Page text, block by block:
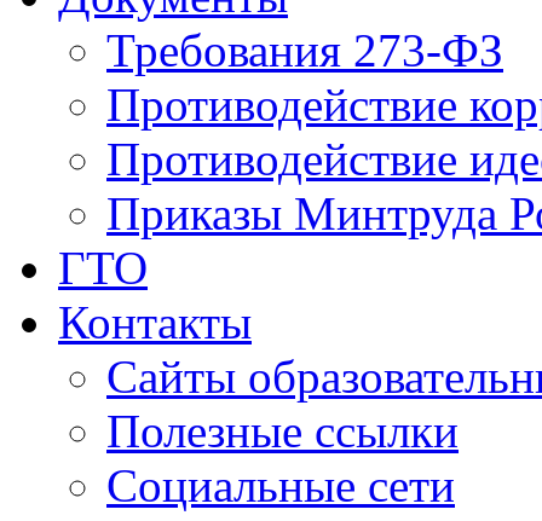
Требования 273-ФЗ
Противодействие
Противодействие
Приказы Минтруда
ГТО
Контакты
Сайты
Полезные ссылки
Социальные сети